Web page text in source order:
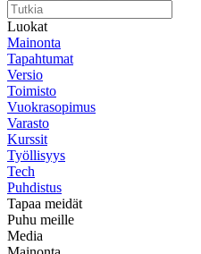
Luokat
Mainonta
Tapahtumat
Versio
Toimisto
Vuokrasopimus
Varasto
Kurssit
Työllisyys
Tech
Puhdistus
Tapaa meidät
Puhu meille
Media